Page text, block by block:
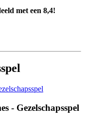
met een 8,4!
- Gezelschapsspel